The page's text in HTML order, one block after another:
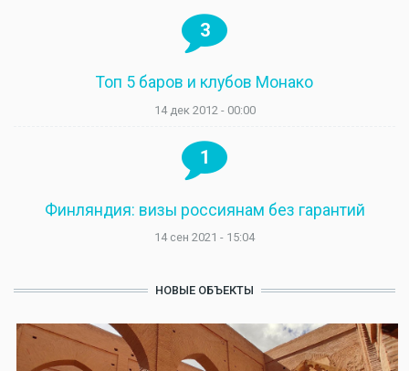
3
Топ 5 баров и клубов Монако
14 дек 2012 - 00:00
1
Финляндия: визы россиянам без гарантий
14 сен 2021 - 15:04
НОВЫЕ ОБЪЕКТЫ